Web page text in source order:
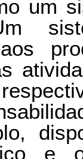
um
aos
e